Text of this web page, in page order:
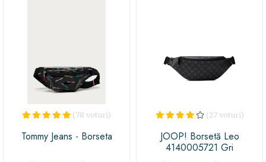
(78 voturi)
Tommy Jeans - Borseta
(27 voturi)
JOOP! Borsetă Leo
4140005721 Gri